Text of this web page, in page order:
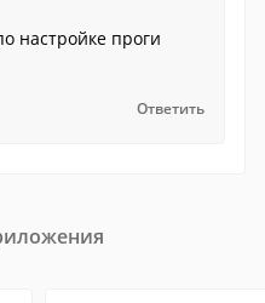
настройке проги
Ответить